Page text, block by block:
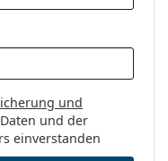
und
und der
einverstanden